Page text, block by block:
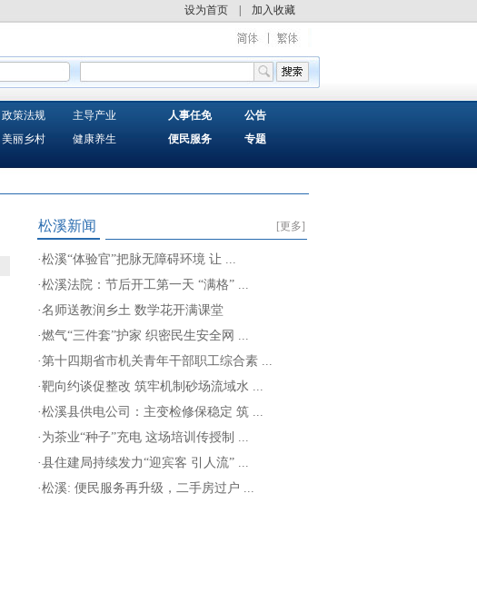
设为首页 加入收藏
政策法规
美丽乡村
主导产业
健康养生
人事任免
便民服务
公告
专题
[更多]
松溪新闻
·松溪“体验官”把脉无障碍环境 让 ...
·松溪法院：节后开工第一天 “满格” ...
·名师送教润乡土 数学花开满课堂
·燃气“三件套”护家 织密民生安全网 ...
·第十四期省市机关青年干部职工综合素 ...
·靶向约谈促整改 筑牢机制砂场流域水 ...
·松溪县供电公司：主变检修保稳定 筑 ...
· 为茶业“种子”充电 这场培训传授制 ...
·县住建局持续发力“迎宾客 引人流” ...
·松溪: 便民服务再升级，二手房过户 ...